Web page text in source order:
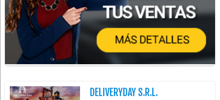
DELIVERYDAY S.R.L.